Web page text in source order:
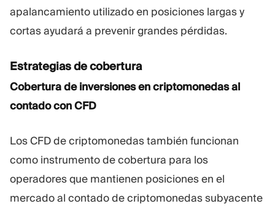
apalancamiento utilizado en posiciones largas y
cortas ayudará a prevenir grandes pérdidas.
Estrategias de cobertura
Cobertura de inversiones en criptomonedas al
contado con CFD
Los CFD de criptomonedas también funcionan
como instrumento de cobertura para los
operadores que mantienen posiciones en el
mercado al contado de criptomonedas subyacente